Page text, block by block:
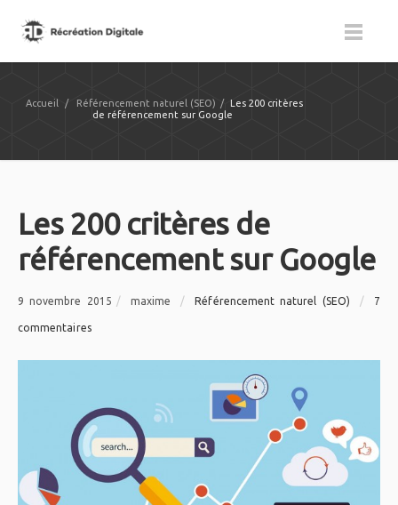
Accueil / Référencement naturel (SEO) / Les 200 critères
de référencement sur Google
Les 200 critères de
référencement sur Google
9 novembre 2015 / maxime / Référencement naturel (SEO) / 7
commentaires